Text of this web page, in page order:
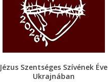
Jézus Szentséges Szívének Éve
Ukrajnában